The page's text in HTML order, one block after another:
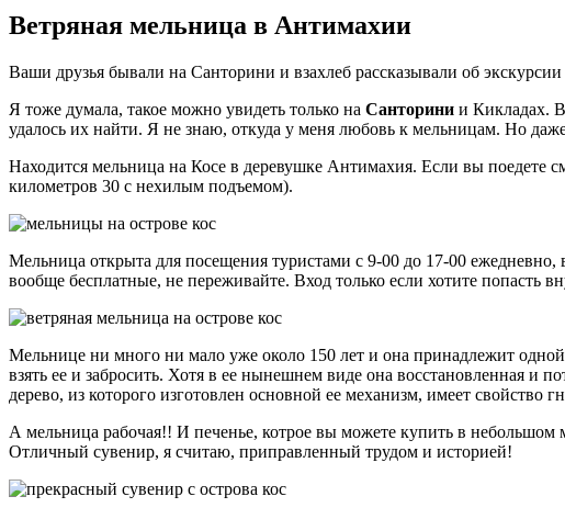
Ветряная мельница в Антимахии
Ваши друзья бывали на Санторини и взахлеб рассказывали об
Я тоже думала, такое можно увидеть только на Санторини и Кикладах.
удалось их найти. Я не знаю, откуда у меня любовь к мельницам. Но
Находится мельница на Косе в деревушке Антимахия. Если вы поедете
километров 30 с нехилым подъемом).
Мельница открыта для посещения туристами с 9-00 до 17-00
вообще бесплатные, не переживайте. Вход только если хотите попасть
Мельнице ни много ни мало уже около 150 лет и она принадлежит
взять ее и забросить. Хотя в ее нынешнем виде она восстановленная и
дерево, из которого изготовлен основной ее механизм, имеет
А мельница рабочая!! И печенье, котрое вы можете купить в
Отличный сувенир, я считаю, приправленный трудом и историей!